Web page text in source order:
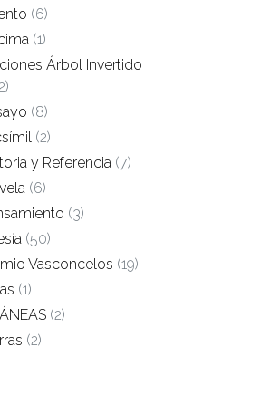
66
productos
11
producto
Árbol Invertido
2
productos
88
productos
22
productos
y Referencia 77
66
productos
33
5050
productos
Vasconcelos 1919
11
producto
22
22